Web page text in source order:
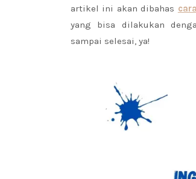
artikel ini akan dibahas
yang bisa dilakukan
sampai selesai, ya!